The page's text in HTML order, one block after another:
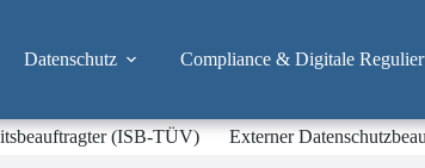
Datenschutz Compliance & Digitale
(ISB-TÜV) Externer